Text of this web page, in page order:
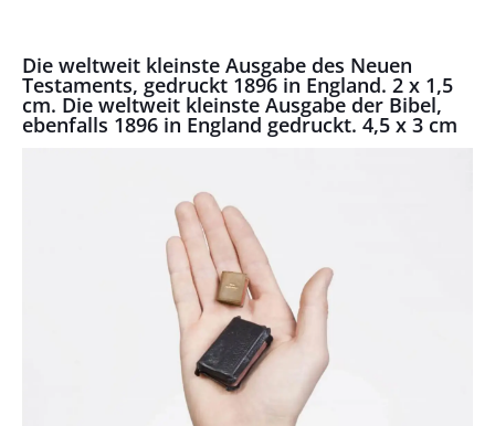
Die weltweit kleinste Ausgabe des Neuen
Testaments, gedruckt 1896 in England. 2 x 1,5
cm. Die weltweit kleinste Ausgabe der Bibel,
ebenfalls 1896 in England gedruckt. 4,5 x 3 cm